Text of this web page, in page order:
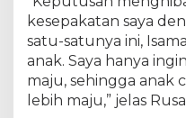
kesepakatan saya
satu-satunya ini,
anak. Saya hanya
maju, sehingga anak
lebih maju,” jelas